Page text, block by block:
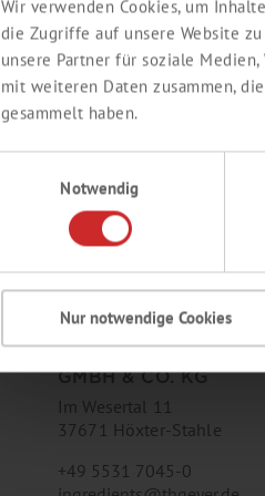
Wir verwenden Cookies, um
die Zugriffe auf unsere Website
unsere Partner für soziale
mit weiteren Daten zusammen,
gesammelt haben.
Notwendig
Nur notwendige Cookies
TH. GEYER
GMBH & CO. KG
Im Wesertal 11
37671 Höxter-Stahle
+49 5531 7045-0